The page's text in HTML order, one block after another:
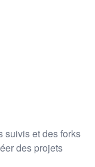
suivis et des forks
des projets